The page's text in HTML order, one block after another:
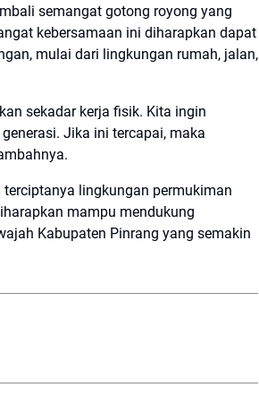
semangat gotong royong yang
kebersamaan ini diharapkan dapat
mulai dari lingkungan rumah, jalan,
sekadar kerja fisik. Kita ingin
Jika ini tercapai, maka
lingkungan permukiman
mampu mendukung
Kabupaten Pinrang yang semakin